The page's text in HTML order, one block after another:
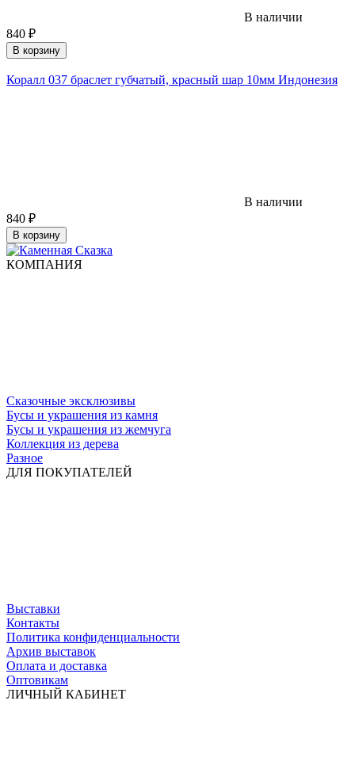
В наличии
840 ₽
В корзину
Коралл 037 браслет губчатый, красный шар 10мм Индонезия
В наличии
840 ₽
В корзину
КОМПАНИЯ
Сказочные эксклюзивы
Бусы и украшения из камня
Бусы и украшения из жемчуга
Коллекция из дерева
Разное
ДЛЯ ПОКУПАТЕЛЕЙ
Выставки
Контакты
Политика конфиденциальности
Архив выставок
Оплата и доставка
Оптовикам
ЛИЧНЫЙ КАБИНЕТ